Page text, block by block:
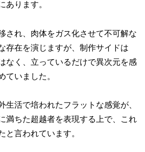
あります。
され、肉体をガス化させて不可解な
存在を演じますが、制作サイドは
なく、立っているだけで異次元を感
ていました。
生活で培われたフラットな感覚が、
満ちた超越者を表現する上で、これ
と言われています。